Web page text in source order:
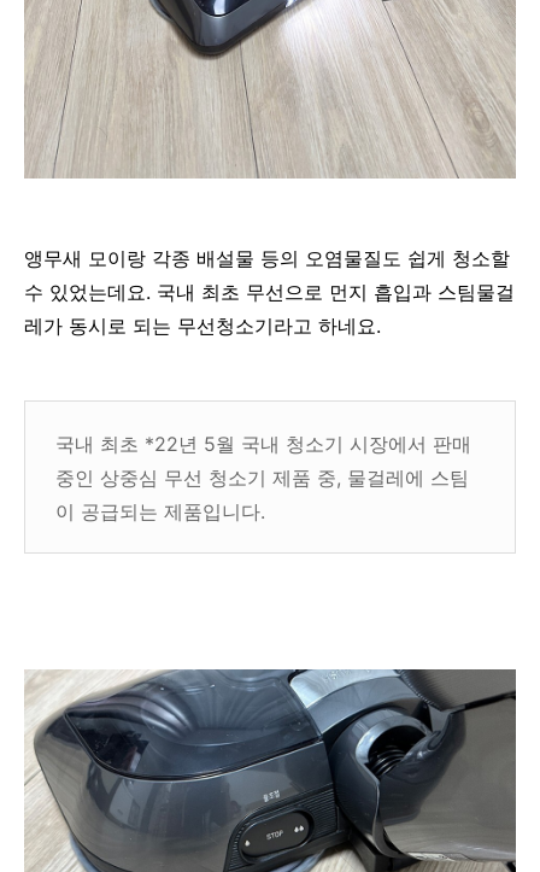
앵무새 모이랑 각종 배설물 등의 오염물질도 쉽게 청소할
수 있었는데요. 국내 최초 무선으로 먼지 흡입과 스팀물걸
레가 동시로 되는 무선청소기라고 하네요.
국내 최초 *22년 5월 국내 청소기 시장에서 판매
중인 상중심 무선 청소기 제품 중, 물걸레에 스팀
이 공급되는 제품입니다.